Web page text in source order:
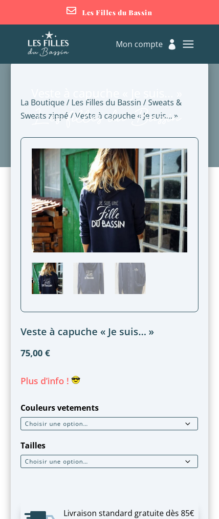
 Les Filles du Bassin
Mon compte  a
Les filles du Bassin
La Boutique/ Les Filles du Bassin /Sweats &
Sweats zippé / Veste à capuche « Je suis… »
Veste à capuche « Je suis… »
75,00€
Plus d’info !
Couleurs vetements
Tailles
Livraison standard gratuite dès 85€